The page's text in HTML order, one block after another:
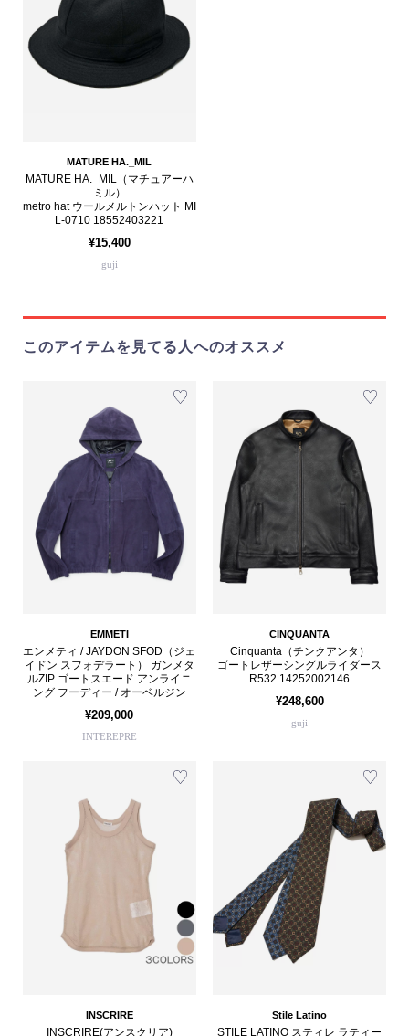
MATURE HA._MIL
MATURE HA._MIL（マチュアーハ
ミル）
metro hat ウールメルトンハット MI
L-0710 18552403221
¥15,400
guji
このアイテムを見てる人へのオススメ
EMMETI
エンメティ / JAYDON SFOD（ジェ
イドン スフォデラート） ガンメタ
ルZIP ゴートスエード アンライニ
ング フーディー / オーベルジン
¥209,000
INTEREPRE
CINQUANTA
Cinquanta（チンクアンタ）
ゴートレザーシングルライダース
R532 14252002146
¥248,600
guji
INSCRIRE
INSCRIRE(アンスクリア)
Stile Latino
STILE LATINO スティレ ラティー